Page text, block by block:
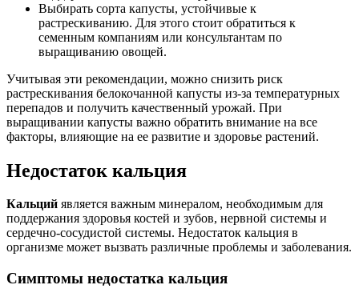
Выбирать сорта капусты, устойчивые к
растрескиванию. Для этого стоит обратиться к
семенным компаниям или консультантам по
выращиванию овощей.
Учитывая эти рекомендации, можно снизить риск
растрескивания белокочанной капусты из-за температурных
перепадов и получить качественный урожай. При
выращивании капусты важно обратить внимание на все
факторы, влияющие на ее развитие и здоровье растений.
Недостаток кальция
Кальций является важным минералом, необходимым для
поддержания здоровья костей и зубов, нервной системы и
сердечно-сосудистой системы. Недостаток кальция в
организме может вызвать различные проблемы и заболевания.
Симптомы недостатка кальция